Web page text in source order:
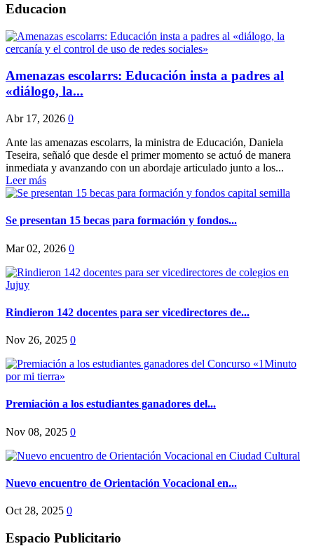
Educacion
Amenazas escolarrs: Educación insta a padres al
«diálogo, la...
Abr 17, 2026 0
Ante las amenazas escolarrs, la ministra de Educación, Daniela
Teseira, señaló que desde el primer momento se actuó de manera
inmediata y avanzando con un abordaje articulado junto a los...
Leer más
Se presentan 15 becas para formación y fondos...
Mar 02, 2026 0
Rindieron 142 docentes para ser vicedirectores de...
Nov 26, 2025 0
Premiación a los estudiantes ganadores del...
Nov 08, 2025 0
Nuevo encuentro de Orientación Vocacional en...
Oct 28, 2025 0
Espacio Publicitario